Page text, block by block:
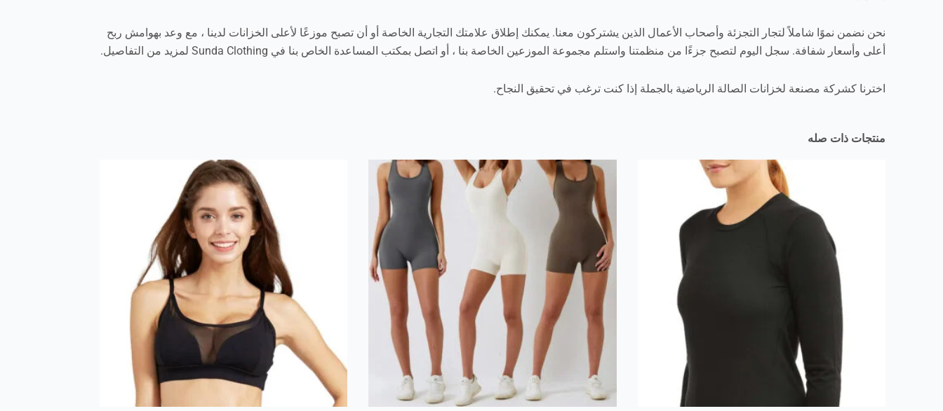
نحن نضمن نموًا شاملاً لتجار التجزئة وأصحاب الأعمال الذين يشتركون معنا. يمكنك إطلاق علامتك التجارية الخاصة أو أن تصبح موزعًا لأعلى الخزانات لدينا ، مع وعد بهوامش ربح
أعلى وأسعار شفافة. سجل اليوم لتصبح جزءًا من منظمتنا واستلم مجموعة الموزعين الخاصة بنا ، أو اتصل بمكتب المساعدة الخاص بنا في Sunda Clothing لمزيد من التفاصيل.
اخترنا كشركة مصنعة لخزانات الصالة الرياضية بالجملة إذا كنت ترغب في تحقيق النجاح.
منتجات ذات صله